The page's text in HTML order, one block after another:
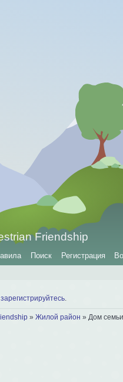
Friendship
Поиск Регистрация
зарегистрируйтесь
» Жилой район » Дом